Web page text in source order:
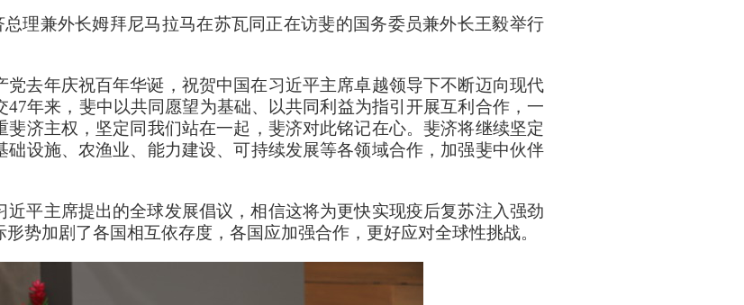
理兼外长姆拜尼马拉马在苏瓦同正在访斐的国务委员兼外长王毅举行
党去年庆祝百年华诞，祝贺中国在习近平主席卓越领导下不断迈向现代
年来，斐中以共同愿望为基础、以共同利益为指引开展互利合作，一
济主权，坚定同我们站在一起，斐济对此铭记在心。斐济将继续坚定
设施、农渔业、能力建设、可持续发展等各领域合作，加强斐中伙伴
平主席提出的全球发展倡议，相信这将为更快实现疫后复苏注入强劲
势加剧了各国相互依存度，各国应加强合作，更好应对全球性挑战。